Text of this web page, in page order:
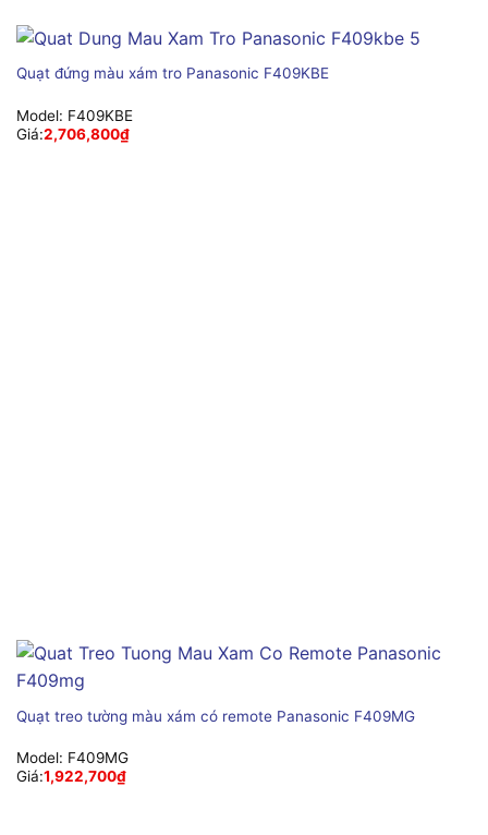
Quạt đứng màu xám tro Panasonic F409KBE
Model: F409KBE
Giá:2,706,800₫
Quạt treo tường màu xám có remote Panasonic F409MG
Model: F409MG
Giá:1,922,700₫